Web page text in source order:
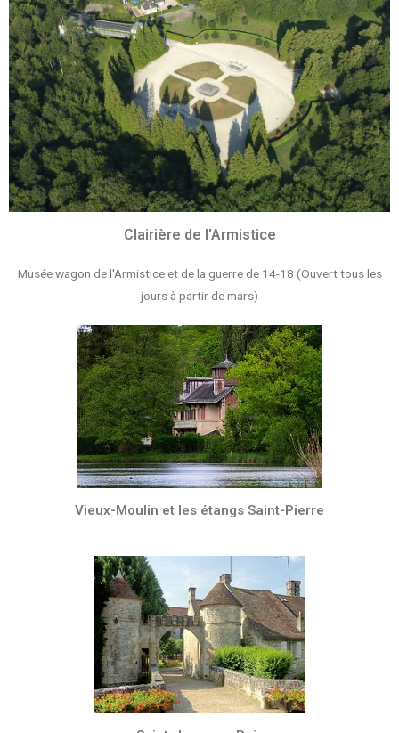
Clairière de l'Armistice
Musée wagon de l'Armistice et de la guerre de 14-18 (Ouvert tous les
jours à partir de mars)
Vieux-Moulin et les étangs Saint-Pierre